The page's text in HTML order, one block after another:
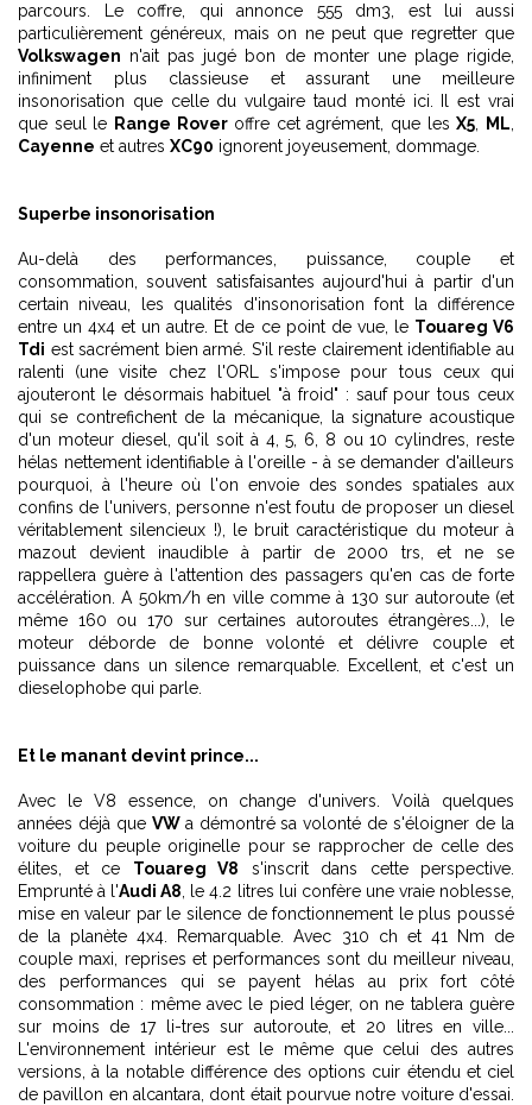
parcours. Le coffre, qui annonce 555 dm3, est lui aussi
particulièrement généreux, mais on ne peut que regretter que
Volkswagen n'ait pas jugé bon de monter une plage rigide,
infiniment plus classieuse et assurant une meilleure
insonorisation que celle du vulgaire taud monté ici. Il est vrai
que seul le Range Roveroffre cet agrément, que lesX5 ML
Cayenne et autres XC90 ignorent joyeusement, dommage.
Superbe insonorisation
Au-delà des performances, puissance, couple et
consommation, souvent satisfaisantes aujourd'hui à partir d'un
certain niveau, les qualités d'insonorisation font la différence
entre un 4x4 et un autre. Et de ce point de vue, le Touareg V6
Tdi est sacrément bien armé. S'il reste clairement identifiable au
ralenti (une visite chez l'ORL s'impose pour tous ceux qui
ajouteront le désormais habituel "à froid" : sauf pour tous ceux
qui se contrefichent de la mécanique, la signature acoustique
d'un moteur diesel, qu'il soit à 4, 5, 6, 8 ou 10 cylindres, reste
hélas nettement identifiable à l'oreille - à se demander d'ailleurs
pourquoi, à l'heure où l'on envoie des sondes spatiales aux
confins de l'univers, personne n'est foutu de proposer un diesel
véritablement silencieux !), le bruit caractéristique du moteur à
mazout devient inaudible à partir de 2000 trs, et ne se
rappellera guère à l'attention des passagers qu'en cas de forte
accélération. A 50km/h en ville comme à 130 sur autoroute (et
même 160 ou 170 sur certaines autoroutes étrangères...), le
moteur déborde de bonne volonté et délivre couple et
puissance dans un silence remarquable. Excellent, et c'est un
dieselophobe qui parle.
Et le manant devint prince...
Avec le V8 essence, on change d'univers. Voilà quelques
années déjà que VW a démontré sa volonté de s'éloigner de la
voiture du peuple originelle pour se rapprocher de celle des
élites, et ce Touareg V8 s'inscrit dans cette perspective.
Emprunté à l'Audi A8 , le 4.2 litres lui confère une vraie noblesse,
mise en valeur par le silence de fonctionnement le plus poussé
de la planète 4x4. Remarquable. Avec 310 ch et 41 Nm de
couple maxi, reprises et performances sont du meilleur niveau,
des performances qui se payent hélas au prix fort côté
consommation : même avec le pied léger, on ne tablera guère
sur moins de 17 li-tres sur autoroute, et 20 litres en ville...
L'environnement intérieur est le même que celui des autres
versions, à la notable différence des options cuir étendu et ciel
de pavillon en alcantara, dont était pourvue notre voiture d'essai.